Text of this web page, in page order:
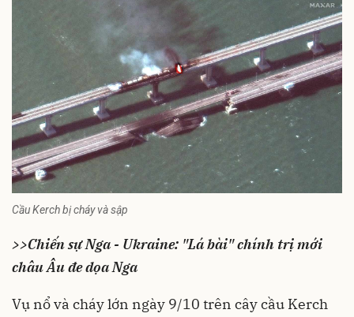
Cầu Kerch bị cháy và sập
>>Chiến sự Nga - Ukraine: "Lá bài" chính trị mới
châu Âu đe dọa Nga
Vụ nổ và cháy lớn ngày 9/10 trên cây cầu Kerch